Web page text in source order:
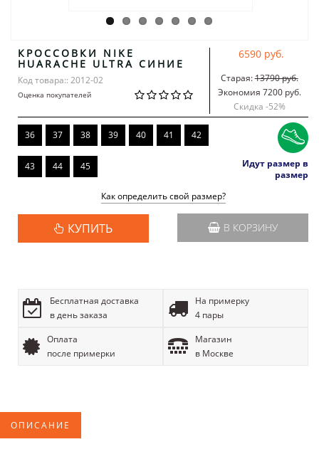
КРОССОВКИ NIKE
HUARACHE ULTRA СИНИЕ
Код товара:: 2012-02
Оценка покупателей
6590 руб.
Старая:13790 руб.
Экономия 7200 руб.
Скидка -52%
36 37 38 39 40 41 42
43 44 45
Идут размер в
размер
Как определить свой размер?
КУПИТЬ В КОРЗИНУ
Бесплатная доставка
в день заказа
На примерку
4 пары
Оплата
после примерки
Магазин
в Москве
ОПИСАНИЕ